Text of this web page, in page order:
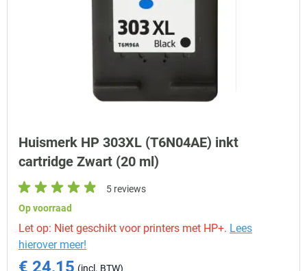
Huismerk HP 303XL (T6N04AE) inkt
cartridge Zwart (20 ml)
5 reviews
Op voorraad
Let op: Niet geschikt voor printers met HP+. Lees
hierover meer!
€ 24,15